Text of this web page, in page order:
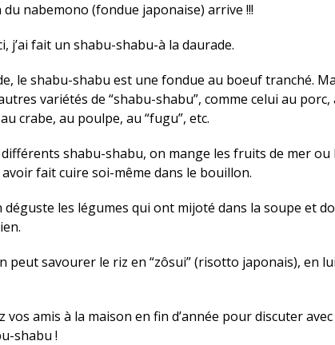
du nabemono (fondue japonaise) arrive !!!
j’ai fait un shabu-shabu-à la daurade.
le shabu-shabu est une fondue au boeuf tranché.
variétés de “shabu-shabu”, comme celui au
crabe, au poulpe, au “fugu”, etc.
différents shabu-shabu, on mange les fruits de mer ou
fait cuire soi-même dans le bouillon.
déguste les légumes qui ont mijoté dans la soupe et
peut savourer le riz en “zôsui” (risotto japonais), en
vos amis à la maison en fin d’année pour discuter
shabu !